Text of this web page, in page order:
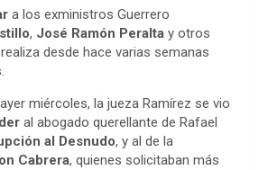
a los exministros Guerrero
, José Ramón Peralta y otros
desde hace varias semanas
miércoles, la jueza Ramírez se vio
al abogado querellante de Rafael
al Desnudo, y al de la
Cabrera, quienes solicitaban más